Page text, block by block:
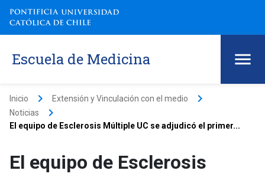
Escuela de Medicina
Inicio keyboard_arrow_right Extensión y Vinculación con el medio keyboard_arrow_right
Noticias keyboard_arrow_right
El equipo de Esclerosis Múltiple UC se adjudicó el primer...
El equipo de Esclerosis